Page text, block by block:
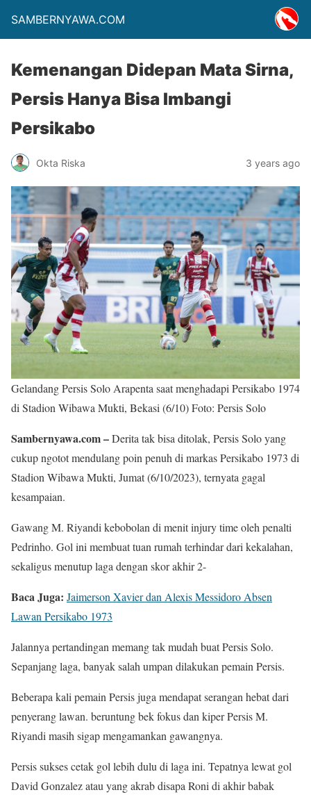
SAMBERNYAWA.COM
Kemenangan Didepan Mata Sirna,
Persis Hanya Bisa Imbangi
Persikabo
Okta Riska 3 years ago
Gelandang Persis Solo Arapenta saat menghadapi Persikabo 1974
di Stadion Wibawa Mukti, Bekasi (6/10) Foto: Persis Solo
Sambernyawa.com –Derita tak bisa ditolak, Persis Solo yang
cukup ngotot mendulang poin penuh di markas Persikabo 1973 di
Stadion Wibawa Mukti, Jumat (6/10/2023), ternyata gagal
kesampaian.
Gawang M. Riyandi kebobolan di menit injury time oleh penalti
Pedrinho. Gol ini membuat tuan rumah terhindar dari kekalahan,
sekaligus menutup laga dengan skor akhir 2-
Baca Juga: Jaimerson Xavier dan Alexis Messidoro Absen
Lawan Persikabo 1973
Jalannya pertandingan memang tak mudah buat Persis Solo.
Sepanjang laga, banyak salah umpan dilakukan pemain Persis.
Beberapa kali pemain Persis juga mendapat serangan hebat dari
penyerang lawan. beruntung bek fokus dan kiper Persis M.
Riyandi masih sigap mengamankan gawangnya.
Persis sukses cetak gol lebih dulu di laga ini. Tepatnya lewat gol
David Gonzalez atau yang akrab disapa Roni di akhir babak